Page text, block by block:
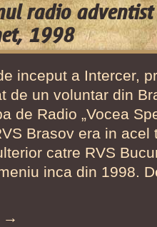
radio
1998
inceput a Intercer,
de un voluntar din
de Radio „Vocea
Brasov era in acel
catre RVS
inca din 1998.
→